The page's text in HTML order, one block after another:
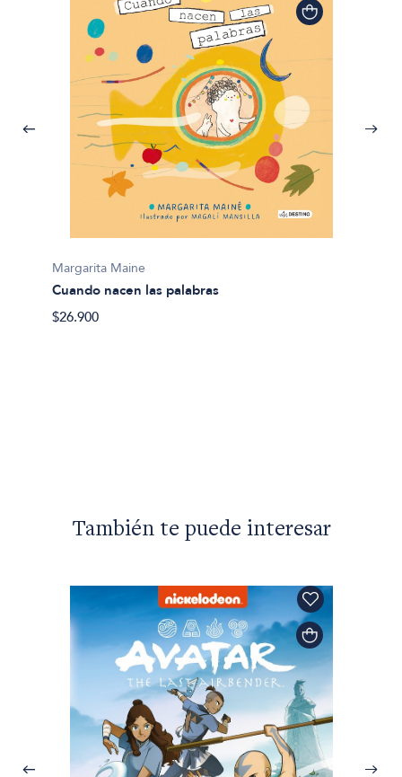
Margarita Maine
Cuando nacen las palabras
$26.900
También te puede interesar